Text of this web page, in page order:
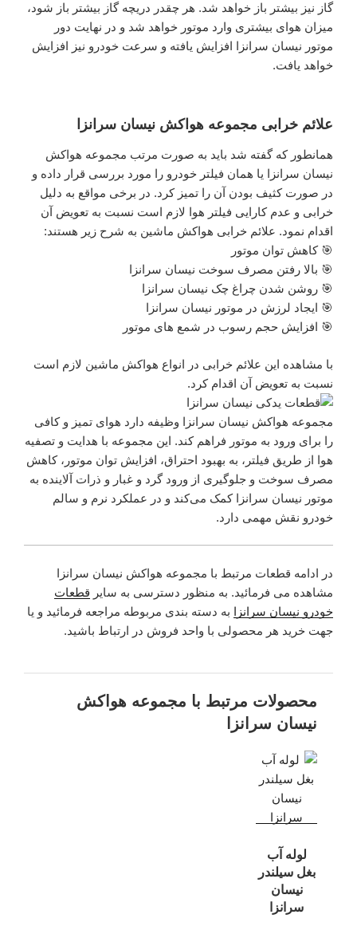
گاز نیز بیشتر باز خواهد شد. هر چقدر دریچه گاز بیشتر باز شود،
میزان هوای بیشتری وارد موتور خواهد شد و در نهایت دور
موتور نیسان سرانزا افزایش یافته و سرعت خودرو نیز افزایش
خواهد یافت.
علائم خرابی مجموعه هواکش نیسان سرانزا
همانطور که گفته شد باید به صورت مرتب مجموعه هواکش
نیسان سرانزا یا همان فیلتر خودرو را مورد بررسی قرار داده و
در صورت کثیف بودن آن را تمیز کرد. در برخی مواقع به دلیل
خرابی و عدم کارایی فیلتر هوا لازم است نسبت به تعویض آن
اقدام نمود. علائم خرابی هواکش ماشین به شرح زیر هستند:
🎯 کاهش توان موتور
🎯 بالا رفتن مصرف سوخت نیسان سرانزا
🎯 روشن شدن چراغ چک نیسان سرانزا
🎯 ایجاد لرزش در موتور نیسان سرانزا
🎯 افزایش حجم رسوب در شمع های موتور
با مشاهده این علائم خرابی در انواع هواکش ماشین لازم است
نسبت به تعویض آن اقدام کرد.
مجموعه هواکش نیسان سرانزا وظیفه دارد هوای تمیز و کافی
را برای ورود به موتور فراهم کند. این مجموعه با هدایت و تصفیه
هوا از طریق فیلتر، به بهبود احتراق، افزایش توان موتور، کاهش
مصرف سوخت و جلوگیری از ورود گرد و غبار و ذرات آلاینده به
موتور نیسان سرانزا کمک می‌کند و در عملکرد نرم و سالم
خودرو نقش مهمی دارد.
در ادامه قطعات مرتبط با مجموعه هواکش نیسان سرانزا
مشاهده می فرمائید. به منظور دسترسی به سایر قطعات
خودرو نیسان سرانزا به دسته بندی مربوطه مراجعه فرمائید و یا
جهت خرید هر محصولی با واحد فروش در ارتباط باشید.
محصولات مرتبط با مجموعه هواکش
نیسان سرانزا
لوله آب
بغل سیلندر
نیسان
سرانزا